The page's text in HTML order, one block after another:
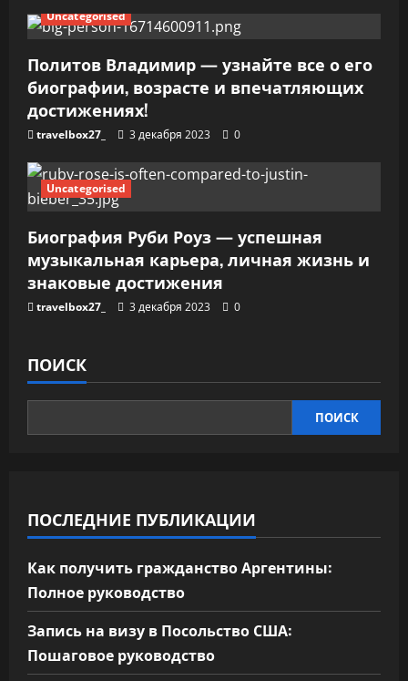
Uncategorised
Политов Владимир — узнайте все о его
биографии, возрасте и впечатляющих
достижениях!
travelbox27_ 3 декабря 2023 0
Uncategorised
Биография Руби Роуз — успешная
музыкальная карьера, личная жизнь и
знаковые достижения
travelbox27_ 3 декабря 2023 0
ПОИСК
ПОИСК
ПОСЛЕДНИЕ ПУБЛИКАЦИИ
Как получить гражданство Аргентины:
Полное руководство
Запись на визу в Посольство США:
Пошаговое руководство